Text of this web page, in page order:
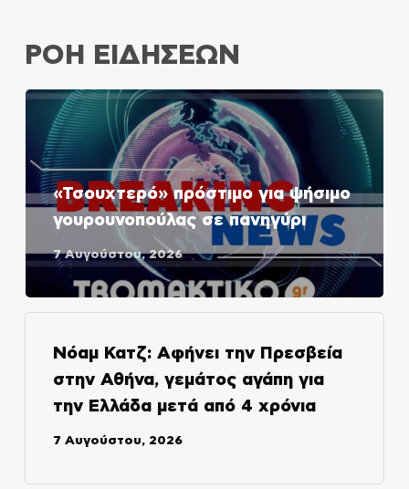
ΡΟΗ ΕΙΔΗΣΕΩΝ
«Τσουχτερό» πρόστιμο για ψήσιμο
γουρουνοπούλας σε πανηγύρι
7 Αυγούστου, 2026
Νόαμ Κατζ: Αφήνει την Πρεσβεία
στην Αθήνα, γεμάτος αγάπη για
την Ελλάδα μετά από 4 χρόνια
7 Αυγούστου, 2026